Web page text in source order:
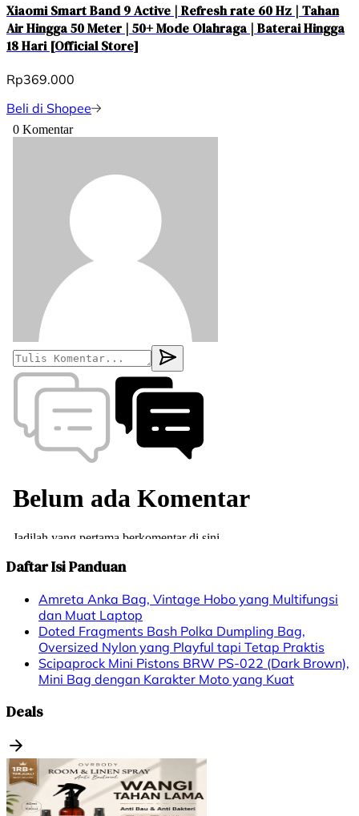
Xiaomi Smart Band 9 Active | Refresh rate 60 Hz | Tahan
Air Hingga 50 Meter | 50+ Mode Olahraga | Baterai Hingga
18 Hari [Official Store]
Rp369.000
Beli di Shopee
Daftar Isi Panduan
Amreta Anka Bag, Vintage Hobo yang Multifungsi
dan Muat Laptop
Doted Fragments Bash Polka Dumpling Bag,
Oversized Nylon yang Playful tapi Tetap Praktis
Scipaprock Mini Pistons BRW PS-022 (Dark Brown),
Mini Bag dengan Karakter Moto yang Kuat
Deals